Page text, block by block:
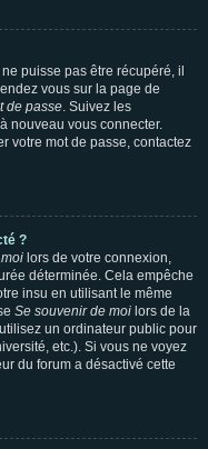
puisse pas être récupéré, il
vous sur la page de
de passe. Suivez les
nouveau vous connecter.
votre mot de passe, contactez
?
lors de votre connexion,
déterminée. Cela empêche
insu en utilisant le même
Se souvenir de moi lors de la
un ordinateur public pour
etc.). Si vous ne voyez
du forum a désactivé cette